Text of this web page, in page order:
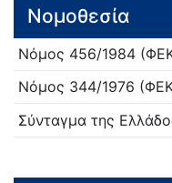
Νομοθεσία
Νόμος 456/1984
Νόμος 344/1976
Σύνταγμα της